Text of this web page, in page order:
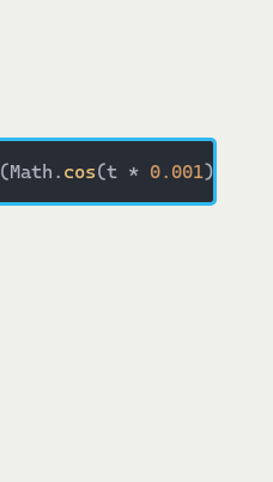
(Math. cos(t * 0.001) +